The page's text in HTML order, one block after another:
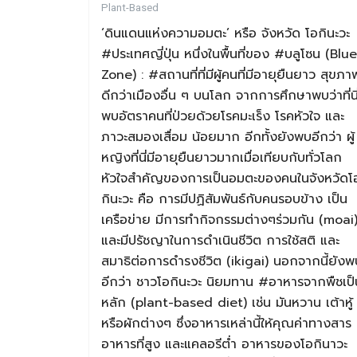
Plant-Based
‘ดินแดนแห่งความอมตะ’ หรือ จังหวัด โอกินะวะ
#ประเทศญี่ปุ่น หนึ่งในพื้นที่ของ #บลูโซน (Blue
Zone) : #สถานที่ที่มีผู้คนที่มีอายุยืนยาว สุขภา
ดีกว่าเมืองอื่น ๆ บนโลก จากการศึกษาพบว่าที่
พบอัตราคนที่ป่วยด้วยโรคมะเร็ง โรคหัวใจ และ
ภาวะสมองเสื่อม น้อยมาก อีกทั้งยังพบอีกว่า ผู้
หญิงที่นี่มีอายุยืนยาวมากเมื่อเทียบกับทั่วโลก
หัวใจสำคัญของการเป็นอมตะของคนในจังหวัดโ
กินะวะ คือ การมีปฏิสัมพันธ์กับคนรอบข้าง เป็น
เครือข่าย มีการทำกิจกรรมต่างๆร่วมกัน (moai)
และมีปรัชญาในการดำเนินชีวิต การใช้สติ และ
สมาธิต่อการดำรงชีวิต (ikigai) นอกจากนี้ยัง
อีกว่า ชาวโอกินะวะ นิยมทาน #อาหารจากพืชเ
หลัก (plant-based diet) เช่น มันหวาน เต้าหู้
หรือผักต่างๆ ซึ่งอาหารเหล่านี้ให้คุณค่าทางสาร
อาหารที่สูง และแคลอรีต่ำ อาหารของโอกินาวะ